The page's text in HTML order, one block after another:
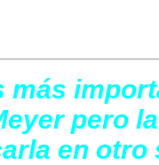
más
pero
en